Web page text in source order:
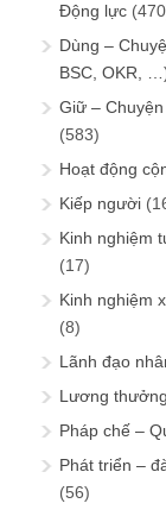
Động lực
Dùng –
BSC, OKR,
Giữ –
(583)
Hoạt động
Kiếp người
Kinh nghiệm
(17)
Kinh nghiệm
(8)
Lãnh đạo
Lương
Pháp chế –
Phát triển –
(56)